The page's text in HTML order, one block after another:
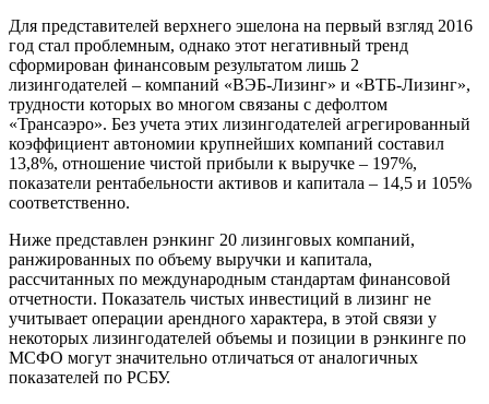
Для представителей верхнего эшелона на первый взгляд 2016
год стал проблемным, однако этот негативный тренд
сформирован финансовым результатом лишь 2
лизингодателей – компаний «ВЭБ-Лизинг» и «ВТБ-Лизинг»,
трудности которых во многом связаны с дефолтом
«Трансаэро». Без учета этих лизингодателей агрегированный
коэффициент автономии крупнейших компаний составил
13,8%, отношение чистой прибыли к выручке – 197%,
показатели рентабельности активов и капитала – 14,5 и 105%
соответственно.
Ниже представлен рэнкинг 20 лизинговых компаний,
ранжированных по объему выручки и капитала,
рассчитанных по международным стандартам финансовой
отчетности. Показатель чистых инвестиций в лизинг не
учитывает операции арендного характера, в этой связи у
некоторых лизингодателей объемы и позиции в рэнкинге по
МСФО могут значительно отличаться от аналогичных
показателей по РСБУ.